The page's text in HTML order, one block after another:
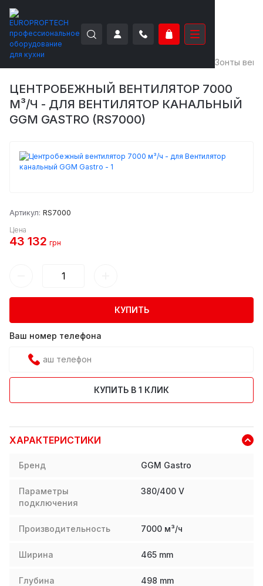
EUROPROFTECH Зонты
ЦЕНТРОБЕЖНЫЙ ВЕНТИЛЯТОР 7000
М³/Ч - ДЛЯ ВЕНТИЛЯТОР КАНАЛЬНЫЙ
GGM GASTRO (RS7000)
Артикул: RS7000
Цена
43 132 грн
КУПИТЬ
Ваш номер телефона
КУПИТЬ В 1 КЛИК
ХАРАКТЕРИСТИКИ
Бренд GGM Gastro
Параметры
подключения
380/400 V
Производительность 7000 м³/ч
Ширина 465 mm
Глубина 498 mm